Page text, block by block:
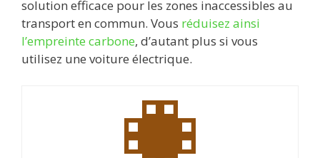
solution efficace pour les zones inaccessibles au
transport en commun. Vous réduisez ainsi
l’empreinte carbone, d’autant plus si vous
utilisez une voiture électrique.